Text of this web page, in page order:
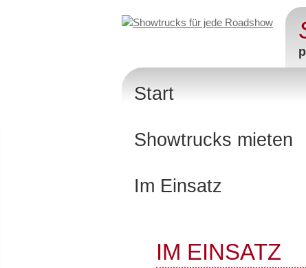
Start
Showtrucks mieten
Im Einsatz
IM EINSATZ